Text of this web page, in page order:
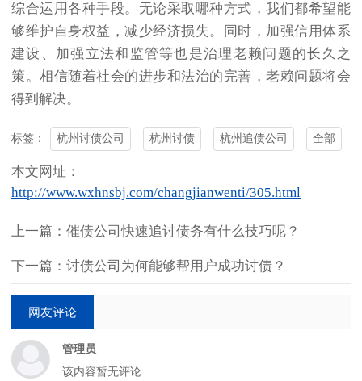
综合运用各种手段。无论采取哪种方式，我们都希望能
够维护自身权益，减少经济损失。同时，加强信用体系
建设、加强立法和监管等也是治理老赖问题的长久之
策。相信随着社会的进步和法治的完善，老赖问题将会
得到解决。
标签： 杭州讨债公司 杭州讨债 杭州追债公司 全部
本文网址：
http://www.wxhnsbj.com/changjianwenti/305.html
上一篇：催债公司快速追讨债务有什么技巧呢？
下一篇：讨债公司为何能够帮用户成功讨债？
网友评论
管理员
该内容暂无评论